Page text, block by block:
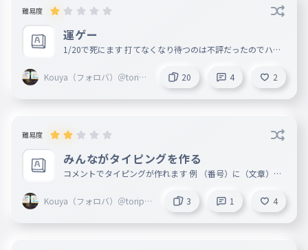
難易度
運ゲー
1/20で死にます 打てなくなり待つのは不評だったのでハズ
Kouya（フォロバ）＠toripr
20 4 2
難易度
みんながタイピングを作る
コメントでタイピングが作れます 例 （番号）に（文章）を
変更 （番号）と（番号）を入れ替える
Kouya（フォロバ）＠toripro
3 1 4